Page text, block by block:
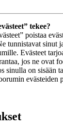
tekee?
poistaa
tunnistavat sinut
Evästeet
jos ne ovat
sinulla on sisään
evästeiden